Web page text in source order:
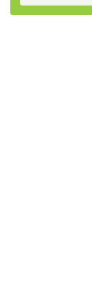
Ürün
Ürün